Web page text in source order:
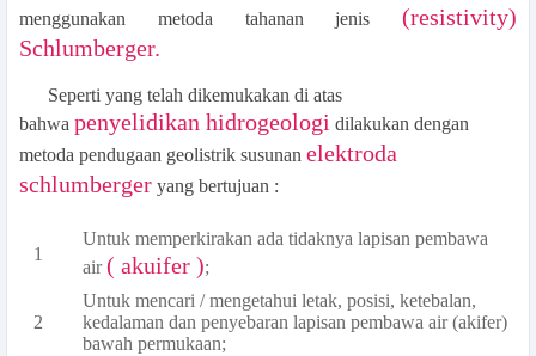
menggunakan metoda tahanan jenis (resistivity)
Schlumberger.
Seperti yang telah dikemukakan di atas
bahwa penyelidikan hidrogeologi dilakukan dengan
metoda pendugaan geolistrik susunan elektroda
schlumberger yang bertujuan :
Untuk memperkirakan ada tidaknya lapisan pembawa
air ( akuifer );
Untuk mencari / mengetahui letak, posisi, ketebalan,
kedalaman dan penyebaran lapisan pembawa air (akifer)
bawah permukaan;